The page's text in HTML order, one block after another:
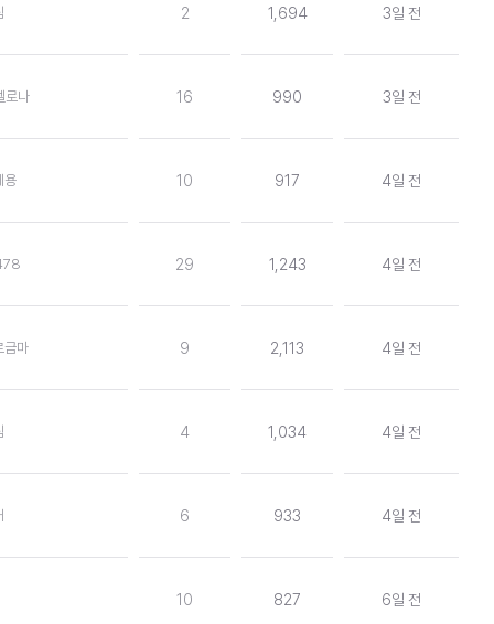
2 1,694 3일 전
로나 16 990 3일 전
용 10 917 4일 전
29 1,243 4일 전
금마 9 2,113 4일 전
4 1,034 4일 전
6 933 4일 전
10 827 6일 전